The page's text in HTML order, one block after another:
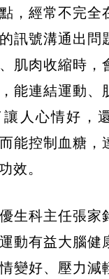
，經常不完全
訊號溝通出問
肌肉收縮時，
，能連結運動
人心情好，
能控制血糖，
效。
生科主任張家
動有益大腦健
變好、壓力減